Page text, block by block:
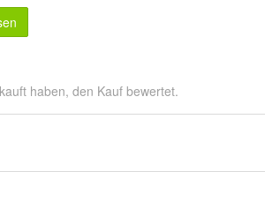
haben, den Kauf bewertet.